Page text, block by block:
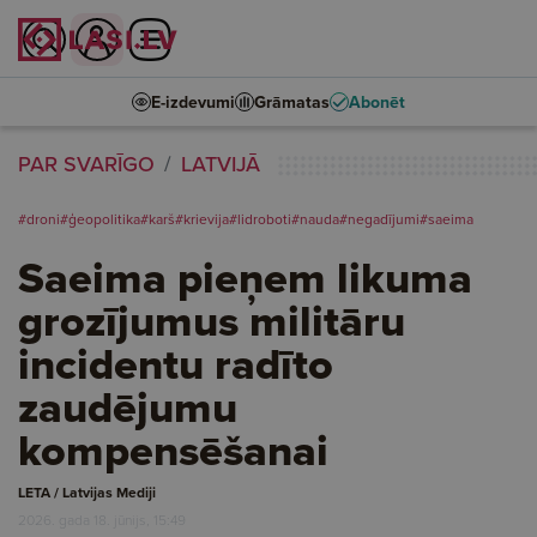
E-izdevumi Grāmatas Abonēt
PAR SVARĪGO LATVIJĀ
#droni#ģeopolitika#karš#krievija#lidroboti#nauda#negadījumi#saeima
Saeima pieņem likuma
grozījumus militāru
incidentu radīto
zaudējumu
kompensēšanai
LETA / Latvijas Mediji
2026. gada 18. jūnijs, 15:49